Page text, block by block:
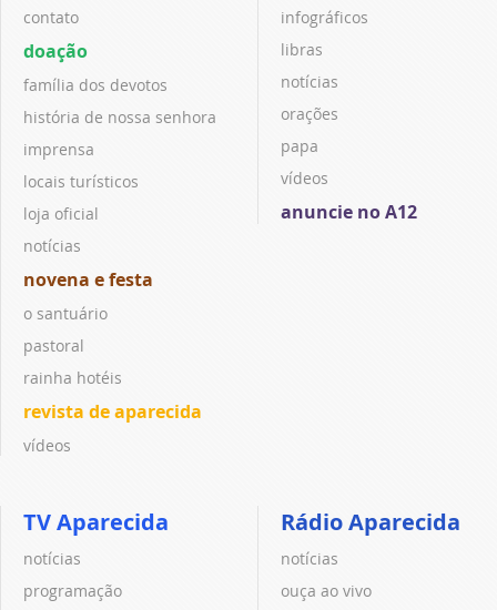
contato
doação
família dos devotos
história de nossa senhora
imprensa
locais turísticos
loja oficial
notícias
novena e festa
o santuário
pastoral
rainha hotéis
revista de aparecida
vídeos
infográficos
libras
notícias
orações
papa
vídeos
anuncie no A12
TV Aparecida
notícias
programação
Rádio Aparecida
notícias
ouça ao vivo